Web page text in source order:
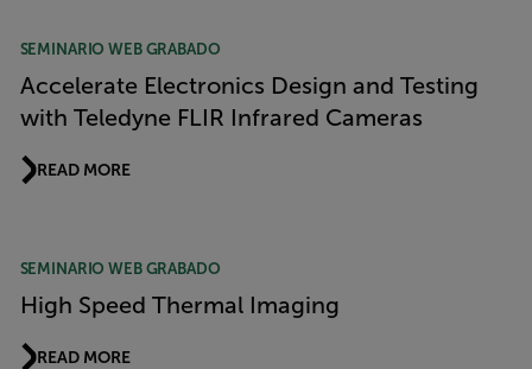
SEMINARIO WEB GRABADO
Accelerate Electronics Design and Testing
with Teledyne FLIR Infrared Cameras
READ MORE
SEMINARIO WEB GRABADO
High Speed Thermal Imaging
READ MORE